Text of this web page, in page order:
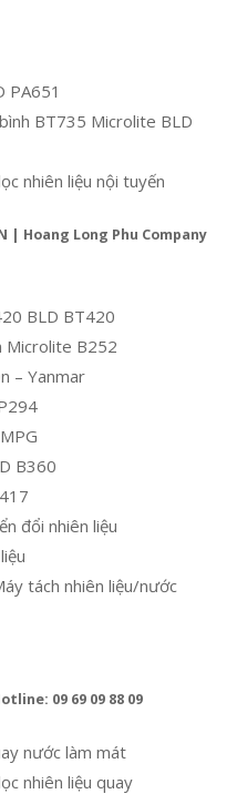
PA651
BT735 Microlite BLD
nhiên liệu nội tuyến
| Hoang Long Phu Company
BLD BT420
Microlite B252
– Yanmar
B360
đổi nhiên liệu
tách nhiên liệu/nước
09 69 09 88 09
nước làm mát
nhiên liệu quay